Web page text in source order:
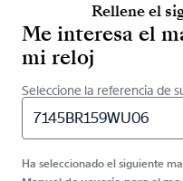
Rellene el
Me interesa el
mi reloj
Seleccione la referencia de
7145BR159WU06
Ha seleccionado el siguiente